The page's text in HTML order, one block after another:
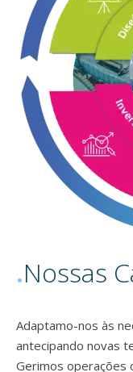
.Nossas
Adaptamo-nos às
antecipando novas
Gerimos operações